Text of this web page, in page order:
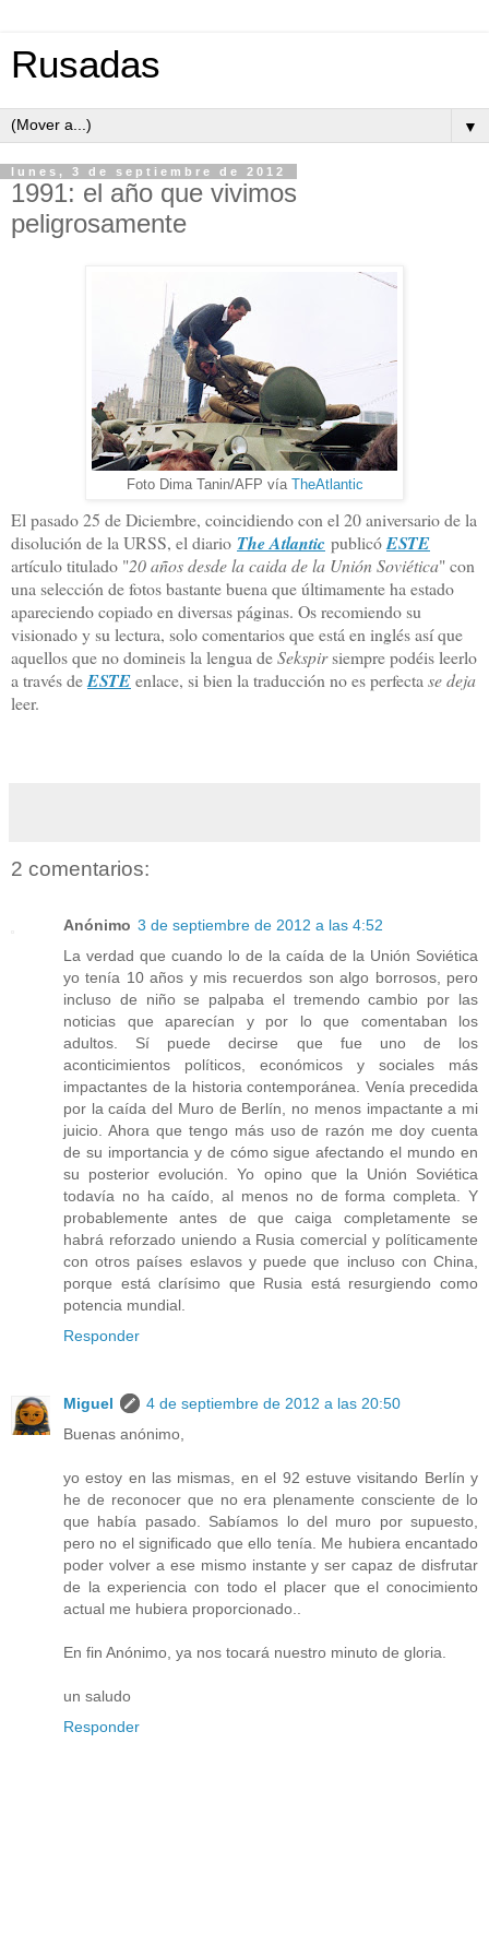
Rusadas
▼
lunes, 3 de septiembre de 2012
1991: el año que vivimos
peligrosamente
Foto Dima Tanin/AFP vía TheAtlantic
El pasado 25 de Diciembre, coincidiendo con el 20 aniversario de la
disolución de la URSS, el diario The Atlantic publicóESTE
artículo titulado "20 años desde la caida de la Unión Soviética" con
una selección de fotos bastante buena que últimamente ha estado
apareciendo copiado en diversas páginas. Os recomiendo su
visionado y su lectura, solo comentarios que está en inglés así que
aquellos que no domineis la lengua deSekspirsiempre podéis leerlo
a través deESTEenlace, si bien la traducción no es perfecta se deja
leer.
2 comentarios:
Anónimo 3 de septiembre de 2012 a las 4:52
La verdad que cuando lo de la caída de la Unión Soviética
yo tenía 10 años y mis recuerdos son algo borrosos, pero
incluso de niño se palpaba el tremendo cambio por las
noticias que aparecían y por lo que comentaban los
adultos. Sí puede decirse que fue uno de los
aconticimientos políticos, económicos y sociales más
impactantes de la historia contemporánea. Venía precedida
por la caída del Muro de Berlín, no menos impactante a mi
juicio. Ahora que tengo más uso de razón me doy cuenta
de su importancia y de cómo sigue afectando el mundo en
su posterior evolución. Yo opino que la Unión Soviética
todavía no ha caído, al menos no de forma completa. Y
probablemente antes de que caiga completamente se
habrá reforzado uniendo a Rusia comercial y políticamente
con otros países eslavos y puede que incluso con China,
porque está clarísimo que Rusia está resurgiendo como
potencia mundial.
Responder
Miguel
4 de septiembre de 2012 a las 20:50
Buenas anónimo,
yo estoy en las mismas, en el 92 estuve visitando Berlín y
he de reconocer que no era plenamente consciente de lo
que había pasado. Sabíamos lo del muro por supuesto,
pero no el significado que ello tenía. Me hubiera encantado
poder volver a ese mismo instante y ser capaz de disfrutar
de la experiencia con todo el placer que el conocimiento
actual me hubiera proporcionado..
En fin Anónimo, ya nos tocará nuestro minuto de gloria.
un saludo
Responder